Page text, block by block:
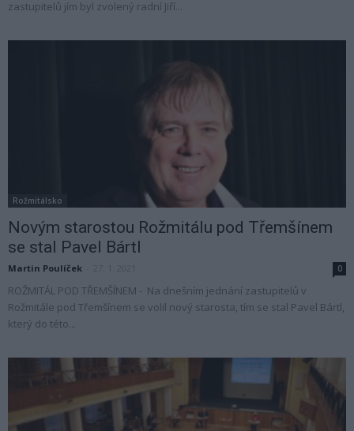
zastupitelů jím byl zvolený radní Jiří...
Rožmitálsko
Novým starostou Rožmitálu pod Třemšínem
se stal Pavel Bártl
Martin Poulíček 0
ROŽMITÁL POD TŘEMŠÍNEM - Na dnešním jednání zastupitelů v
Rožmitále pod Třemšínem se volil nový starosta, tím se stal Pavel Bártl,
který do této...